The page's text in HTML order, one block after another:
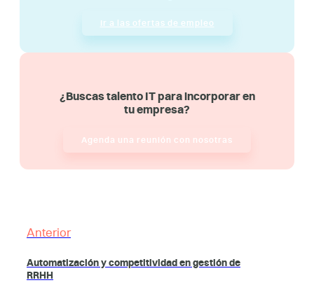
Ir a las ofertas de empleo
¿Buscas talento IT para incorporar en
tu empresa?
Agenda una reunión con nosotras
Anterior
Automatización y competitividad en gestión de
RRHH